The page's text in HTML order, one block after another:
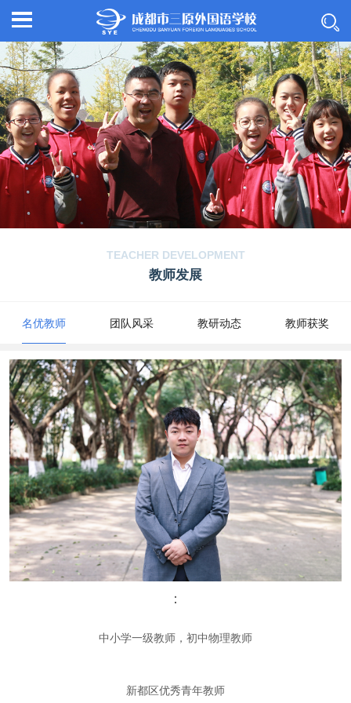
TEACHER DEVELOPMENT
教师发展
名优教师 团队风采 教研动态 教师获奖
：
中小学一级教师，初中物理教师
新都区优秀青年教师